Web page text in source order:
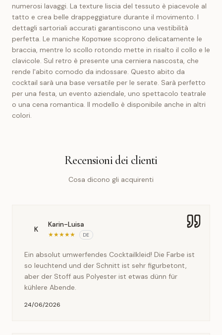
numerosi lavaggi. La texture liscia del tessuto è piacevole al
tatto e crea belle drappeggiature durante il movimento. I
dettagli sartoriali accurati garantiscono una vestibilità
perfetta. Le maniche Короткие scoprono delicatamente le
braccia, mentre lo scollo rotondo mette in risalto il collo e le
clavicole. Sul retro è presente una cerniera nascosta, che
rende l'abito comodo da indossare. Questo abito da
cocktail sarà una base versatile per le serate. Sarà perfetto
per una festa, un evento aziendale, uno spettacolo teatrale
o una cena romantica. Il modello è disponibile anche in altri
colori.
Recensioni dei clienti
Cosa dicono gli acquirenti
K
Karin-Luisa
★★★★★ DE
Ein absolut umwerfendes Cocktailkleid! Die Farbe ist
so leuchtend und der Schnitt ist sehr figurbetont,
aber der Stoff aus Polyester ist etwas dünn für
kühlere Abende.
24/06/2026